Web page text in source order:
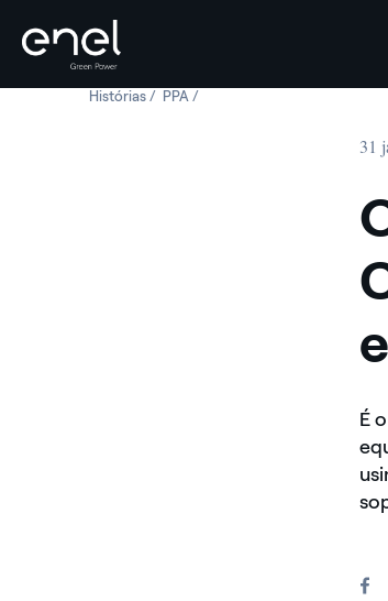
Skip to content
HistóriasO parque eólico de Rattlesnake
PPA O parque eólico de
31
É